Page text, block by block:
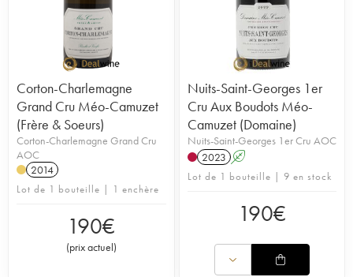
Corton-Charlemagne
Grand Cru Méo-Camuzet
(Frère & Soeurs)
Corton-Charlemagne Grand Cru
AOC
2014
Lot de 1 bouteille | 1 enchère
190€
(prix actuel)
Nuits-Saint-Georges 1er
Cru Aux Boudots Méo-
Camuzet (Domaine)
Nuits-Saint-Georges 1er Cru AOC
2023 A
Lot de 1 bouteille | 9 en stock
190€